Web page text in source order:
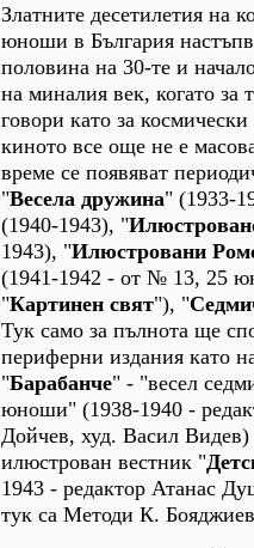
Златните десетилетия на
юноши в България
половина на 30-те и
на миналия век, когато за
говори като за
киното все още не е
време се появяват
"Весела дружина" (1933-
(1940-1943), "
1943), "Илюстровани
(1941-1942 - от № 13, 25
"Картинeн свят"), "
Тук само за пълнота ще
периферни издания като
"Барабанче" - "весел
юноши" (1938-1940 -
Дойчев, худ. Васил
илюстрован вестник "
1943 - редактор Атанас
тук са Методи К.